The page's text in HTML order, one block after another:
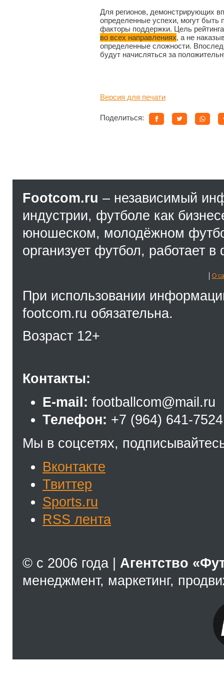
Для регионов, демонстрирующих
определенные успехи, могут
факторы поддержки. Цель
во всех направлениях, а не
определенные сложности.
будут начисляться за
Версия для печати
Поделиться:
Footcom.ru – независимый
индустрии, футболе как
юношеском, молодёжном
организует футбол, работает
О
При использовании
footcom.ru обязательна.
Возраст 12+
Контакты:
E-mail: footballcom@mail.ru
Телефон: +7 (964) 641-7524
Мы в соцсетях,
Вконтакте
Твиттер
Sports.ru
RSS лента
© с 2006 года | Агентство
менеджмент, маркетинг,